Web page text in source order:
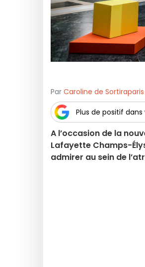
Par Caroline de Sortiraparis
Plus de positif dans
A l’occasion de la
Lafayette Champs-
admirer au sein de